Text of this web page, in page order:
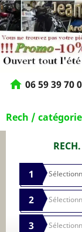
home 06 59 39 70
Rech /
1
2
3